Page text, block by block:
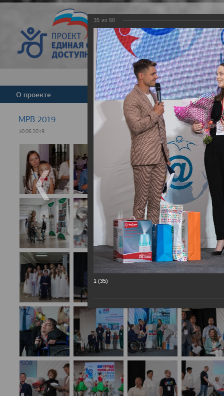
Версия для
О проекте Команда Новости
МРВ 2019
30.06.2019
35 из 66
1 (35)